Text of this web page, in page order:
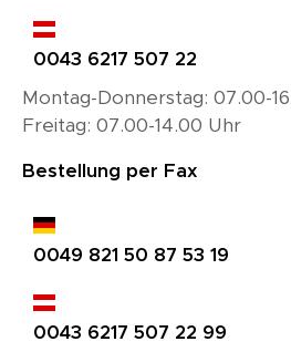
0043 6217 507 22
Montag-Donnerstag: 07.00-
Freitag: 07.00-14.00 Uhr
Bestellung per Fax
0049 821 50 87 53 19
0043 6217 507 22 99